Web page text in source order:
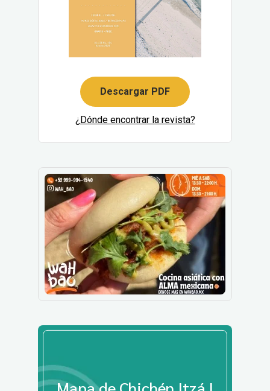
Descargar PDF
¿Dónde encontrar la revista?